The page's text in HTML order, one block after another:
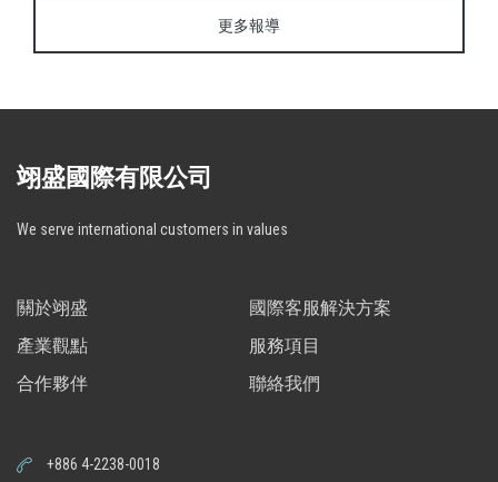
更多報導
翊盛國際有限公司
We serve international customers in values
關於翊盛
國際客服解決方案
產業觀點
服務項目
合作夥伴
聯絡我們
+886 4-2238-0018